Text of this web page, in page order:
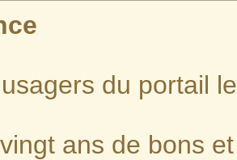
du portail
ans de bons